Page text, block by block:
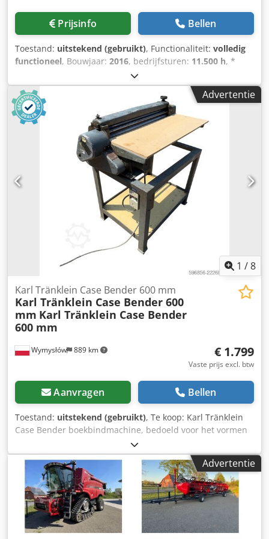
Prijsinfo Bellen
Toestand: uitstekend (gebruikt), Functionaliteit: volledig
functioneel, Bouwjaar: 2016, bedrijfsturen: 11.500 h, *
11.500 bedrijfsuren * Bedrijfsgewicht 15.700 kg *
Motorvermogen 77 kW Dcodpfx Amjy Rm H Ee Ujk *
Roadliner * hydraulische snelwissel * airconditioning
Advertentie
1 /8
Wymysłów 889 km
Karl Tränklein Case Bender 600 mm
Karl Tränklein Case Bender 600
mm Karl Tränklein Case Bender
600 mm
€ 1.799
Vaste prijs excl. btw
Aanvragen Bellen
Toestand: uitstekend (gebruikt), Te koop: Karl Tränklein
Case Bender boekbindmachine, bedoeld voor het vormen
en buigen van ruggen van harde boekomslagen. Het
apparaat geeft omslagen de juiste radius, waardoor deze
perfect aansluiten op het boekblok. De machine is
uitgerust met verstelbare rollen waarmee deze kan
worden aangepast aan verschillende omslagdiktes. De
robuuste gietijzeren constructie zorgt voor hoge precisie
en jarenlang gebruik. Technische gegevens:
Dodpfxoziwnbe Am Uock Fabrikant: Karl Tränklein Type:
Advertentie